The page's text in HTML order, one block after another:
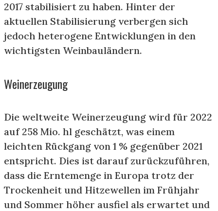
2017 stabilisiert zu haben. Hinter der
aktuellen Stabilisierung verbergen sich
jedoch heterogene Entwicklungen in den
wichtigsten Weinbauländern.
Weinerzeugung
Die weltweite Weinerzeugung wird für 2022
auf 258 Mio. hl geschätzt, was einem
leichten Rückgang von 1 % gegenüber 2021
entspricht. Dies ist darauf zurückzuführen,
dass die Erntemenge in Europa trotz der
Trockenheit und Hitzewellen im Frühjahr
und Sommer höher ausfiel als erwartet und